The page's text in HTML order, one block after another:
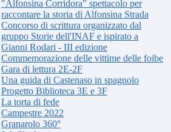
"Alfonsina Corridora" spettacolo per
raccontare la storia di Alfonsina Strada
Concorso di scrittura organizzato dal
gruppo Storie dell'INAF e ispirato a
Gianni Rodari - III edizione
Commemorazione delle vittime delle foibe
Gara di lettura 2E-2F
Una guida di Castenaso in spagnolo
Progetto Biblioteca 3E e 3F
La torta di fede
Campestre 2022
Granarolo 360°